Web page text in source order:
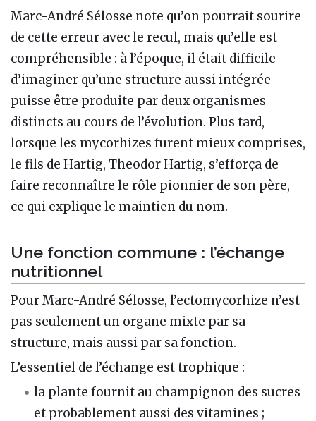
Marc-André Sélosse note qu’on pourrait sourire
de cette erreur avec le recul, mais qu’elle est
compréhensible : à l’époque, il était difficile
d’imaginer qu’une structure aussi intégrée
puisse être produite par deux organismes
distincts au cours de l’évolution. Plus tard,
lorsque les mycorhizes furent mieux comprises,
le fils de Hartig, Theodor Hartig, s’efforça de
faire reconnaître le rôle pionnier de son père,
ce qui explique le maintien du nom.
Une fonction commune : l’échange
nutritionnel
Pour Marc-André Sélosse, l’ectomycorhize n’est
pas seulement un organe mixte par sa
structure, mais aussi par sa fonction.
L’essentiel de l’échange est trophique :
la plante fournit au champignon des sucres
et probablement aussi des vitamines ;